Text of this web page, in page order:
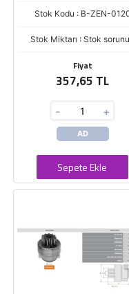
Stok Kodu : B-ZEN-
Stok Miktarı : Stok
Fiyat
357,65 TL
- +
AD
Sepete Ekle